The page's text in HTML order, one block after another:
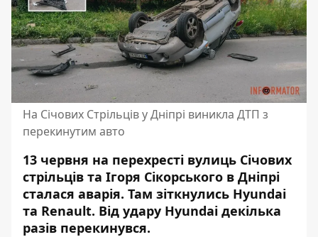
На Січових Стрільців у Дніпрі виникла ДТП з
перекинутим авто
13 червня на перехресті вулиць Січових
стрільців та Ігоря Сікорського в Дніпрі
сталася аварія. Там зіткнулись Hyundai
та Renault. Від удару Hyundai декілька
разів перекинувся.